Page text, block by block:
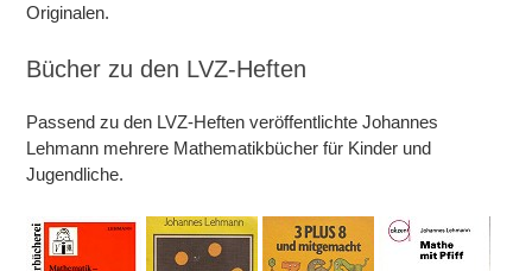
Originalen.
Bücher zu den LVZ-Heften
Passend zu den LVZ-Heften veröffentlichte Johannes
Lehmann mehrere Mathematikbücher für Kinder und
Jugendliche.